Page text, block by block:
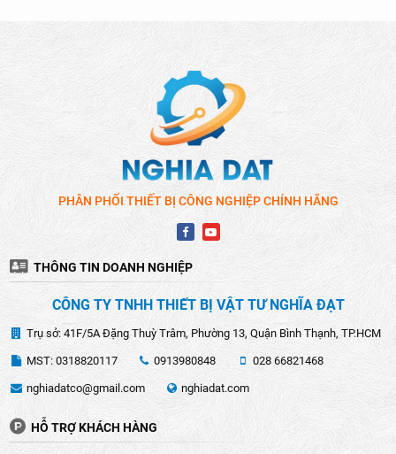
Thổi sạch bụi và cát trong các khu vực xây dựng:
PHÂN PHỐI THIẾT BỊ CÔNG NGHIỆP CHÍNH HÃNG
THÔNG TIN DOANH NGHIỆP
CÔNG TY TNHH THIẾT BỊ VẬT TƯ NGHĨA ĐẠT
Trụ sở: 41F/5A Đặng Thuỳ Trâm, Phường 13, Quận Bình Thạnh, TP.HCM
MST: 0318820117 0913980848 028 66821468
nghiadatco@gmail.com nghiadat.com
HỖ TRỢ KHÁCH HÀNG